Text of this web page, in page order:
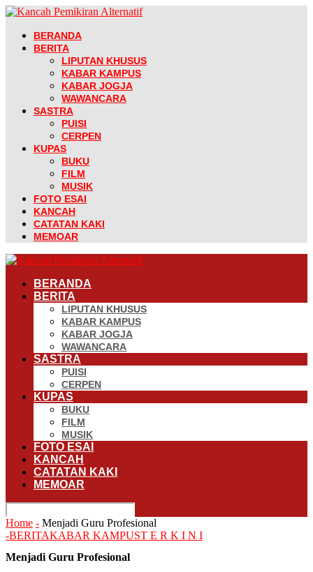
BERANDA
BERITA
LIPUTAN KHUSUS
KABAR KAMPUS
KABAR JOGJA
WAWANCARA
SASTRA
PUISI
CERPEN
KUPAS
BUKU
FILM
MUSIK
FOTO ESAI
KANCAH
CATATAN KAKI
MEMOAR
BERANDA
BERITA
LIPUTAN KHUSUS
KABAR KAMPUS
KABAR JOGJA
WAWANCARA
SASTRA
PUISI
CERPEN
KUPAS
BUKU
FILM
MUSIK
FOTO ESAI
KANCAH
CATATAN KAKI
MEMOAR
Home - Menjadi Guru Profesional
-BERITAKABAR KAMPUST E R K I N I
Menjadi Guru Profesional